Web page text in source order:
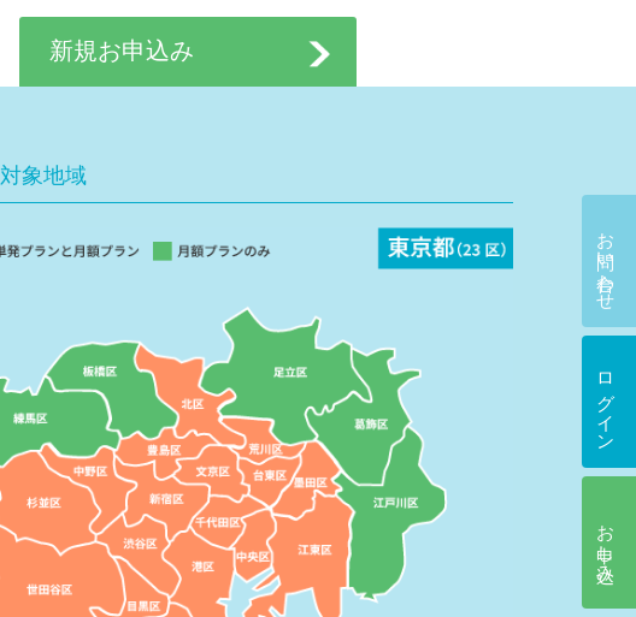
新規お申込み
対象地域
お問い合わせ
ログイン
お申し込み